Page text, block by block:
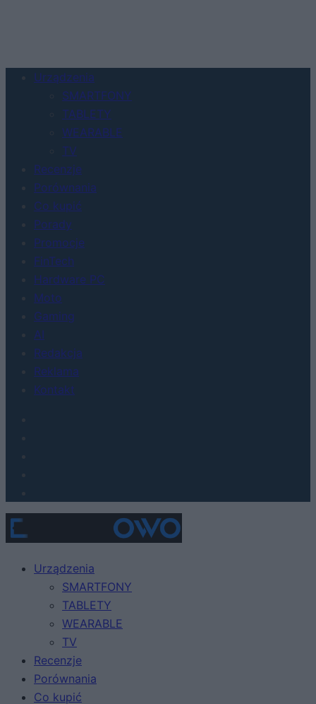
Urządzenia
SMARTFONY
TABLETY
WEARABLE
TV
Recenzje
Porównania
Co kupić
Porady
Promocje
FinTech
Hardware PC
Moto
Gaming
AI
Redakcja
Reklama
Kontakt
Urządzenia
SMARTFONY
TABLETY
WEARABLE
TV
Recenzje
Porównania
Co kupić